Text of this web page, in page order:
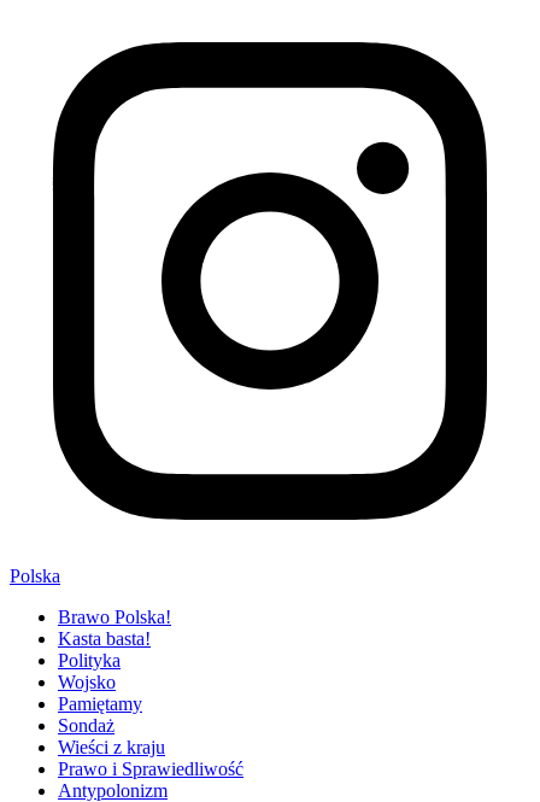
Polska
Brawo Polska!
Kasta basta!
Polityka
Wojsko
Pamiętamy
Sondaż
Wieści z kraju
Prawo i Sprawiedliwość
Antypolonizm